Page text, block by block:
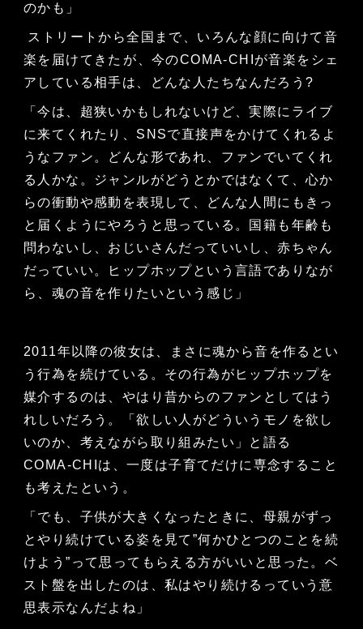
のかも」
ストリートから全国まで、いろんな顔に向けて音
楽を届けてきたが、今のCOMA-CHIが音楽をシェ
アしている相手は、どんな人たちなんだろう?
「今は、超狭いかもしれないけど、実際にライブ
に来てくれたり、SNSで直接声をかけてくれるよ
うなファン。どんな形であれ、ファンでいてくれ
る人かな。ジャンルがどうとかではなくて、心か
らの衝動や感動を表現して、どんな人間にもきっ
と届くようにやろうと思っている。国籍も年齢も
問わないし、おじいさんだっていいし、赤ちゃん
だっていい。ヒップホップという言語でありなが
ら、魂の音を作りたいという感じ」
2011年以降の彼女は、まさに魂から音を作るとい
う行為を続けている。その行為がヒップホップを
媒介するのは、やはり昔からのファンとしてはう
れしいだろう。「欲しい人がどういうモノを欲し
いのか、考えながら取り組みたい」と語る
COMA-CHIは、一度は子育てだけに専念すること
も考えたという。
「でも、子供が大きくなったときに、母親がずっ
とやり続けている姿を見て”何かひとつのことを続
けよう”って思ってもらえる方がいいと思った。ベ
スト盤を出したのは、私はやり続けるっていう意
思表示なんだよね」